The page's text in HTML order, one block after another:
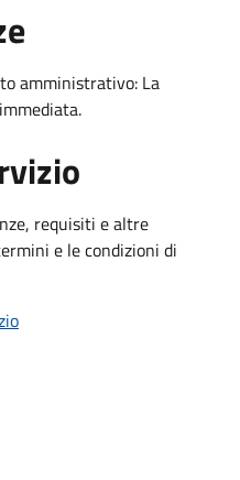
amministrativo: La
requisiti e altre
e le condizioni di